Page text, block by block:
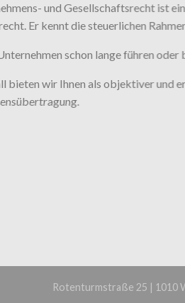
und Gesellschaftsrecht ist
Er kennt die steuerlichen
schon lange führen
bieten wir Ihnen als objektiver und
Rotenturmstraße 25 | 1010